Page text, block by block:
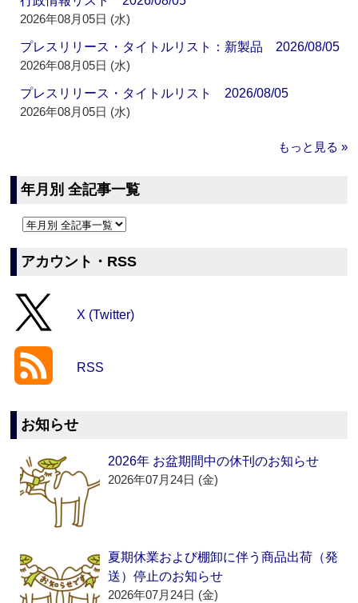
2026年08月05日 (水)
プレスリリース・タイトルリスト：新製品 2026/08/05
2026年08月05日 (水)
プレスリリース・タイトルリスト 2026/08/05
2026年08月05日 (水)
もっと見る »
年月別 全記事一覧
アカウント・RSS
X (Twitter)
RSS
お知らせ
2026年 お盆期間中の休刊のお知らせ
2026年07月24日 (金)
夏期休業および棚卸に伴う商品出荷（発
送）停止のお知らせ
2026年07月24日 (金)